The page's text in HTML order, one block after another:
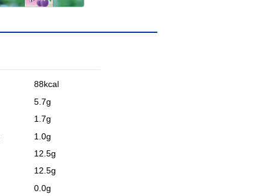
88kcal
5.7g
1.7g
1.0g
12.5g
12.5g
0.0g